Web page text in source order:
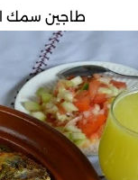
طاجين سمك